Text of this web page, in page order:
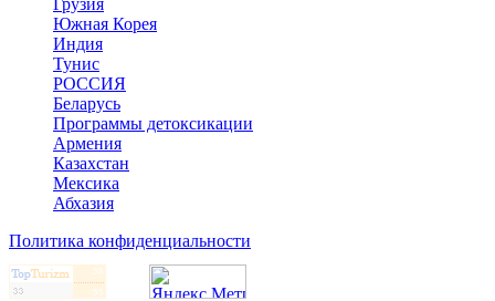
Грузия
Южная Корея
Индия
Тунис
РОССИЯ
Беларусь
Программы детоксикации
Армения
Казахстан
Мексика
Абхазия
Политика конфиденциальности